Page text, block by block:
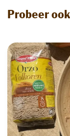
Probeer